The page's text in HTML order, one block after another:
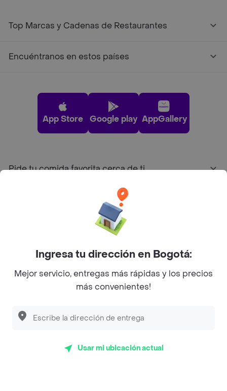
Top Marcas y Cadenas de Restaurantes
Encuéntranos en estos países
App Store Google play AppGallery
Pide tu comida favorita cerca de ti
Sobre Rappi
Facebook
Twitter
Instagram
©2026Rappi Inc. All rights reserved.
Ingresa tu dirección en Bogotá:
Mejor servicio, entregas más rápidas y los precios
más convenientes!
Usar mi ubicación actual